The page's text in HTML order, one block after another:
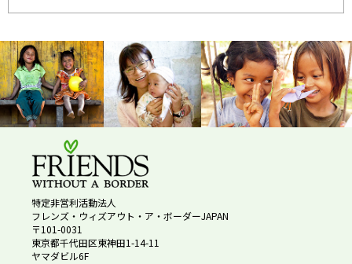
特定非営利活動法人
フレンズ・ウィズアウト・ア・ボーダーJAPAN
〒101-0031
東京都千代田区東神田1-14-11
ヤマダビル6F